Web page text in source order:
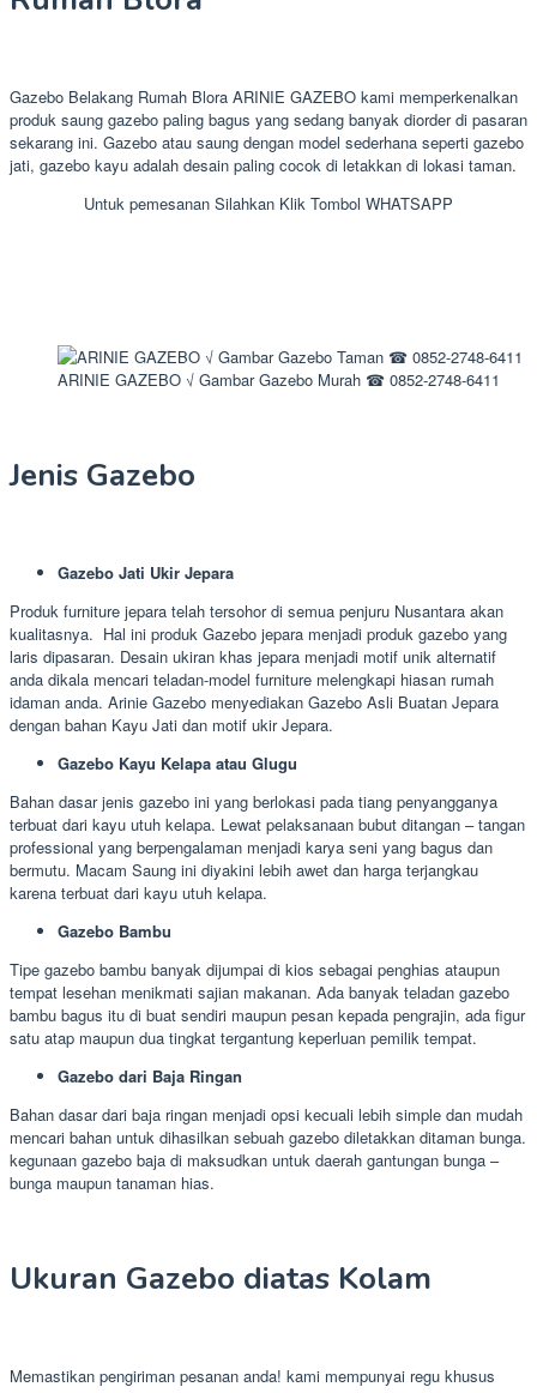
Gazebo Belakang Rumah Blora ARINIE GAZEBO kami memperkenalkan
produk saung gazebo paling bagus yang sedang banyak diorder di pasaran
sekarang ini. Gazebo atau saung dengan model sederhana seperti gazebo
jati, gazebo kayu adalah desain paling cocok di letakkan di lokasi taman.
Untuk pemesanan Silahkan Klik Tombol WHATSAPP
ARINIE GAZEBO √ Gambar Gazebo Murah ☎ 0852-2748-6411
Jenis Gazebo
Gazebo Jati Ukir Jepara
Produk furniture jepara telah tersohor di semua penjuru Nusantara akan
kualitasnya. Hal ini produk Gazebo jepara menjadi produk gazebo yang
laris dipasaran. Desain ukiran khas jepara menjadi motif unik alternatif
anda dikala mencari teladan-model furniture melengkapi hiasan rumah
idaman anda. Arinie Gazebo menyediakan Gazebo Asli Buatan Jepara
dengan bahan Kayu Jati dan motif ukir Jepara.
Gazebo Kayu Kelapa atau Glugu
Bahan dasar jenis gazebo ini yang berlokasi pada tiang penyangganya
terbuat dari kayu utuh kelapa. Lewat pelaksanaan bubut ditangan – tangan
professional yang berpengalaman menjadi karya seni yang bagus dan
bermutu. Macam Saung ini diyakini lebih awet dan harga terjangkau
karena terbuat dari kayu utuh kelapa.
Gazebo Bambu
Tipe gazebo bambu banyak dijumpai di kios sebagai penghias ataupun
tempat lesehan menikmati sajian makanan. Ada banyak teladan gazebo
bambu bagus itu di buat sendiri maupun pesan kepada pengrajin, ada figur
satu atap maupun dua tingkat tergantung keperluan pemilik tempat.
Gazebo dari Baja Ringan
Bahan dasar dari baja ringan menjadi opsi kecuali lebih simple dan mudah
mencari bahan untuk dihasilkan sebuah gazebo diletakkan ditaman bunga.
kegunaan gazebo baja di maksudkan untuk daerah gantungan bunga –
bunga maupun tanaman hias.
Ukuran Gazebo diatas Kolam
Memastikan pengiriman pesanan anda! kami mempunyai regu khusus